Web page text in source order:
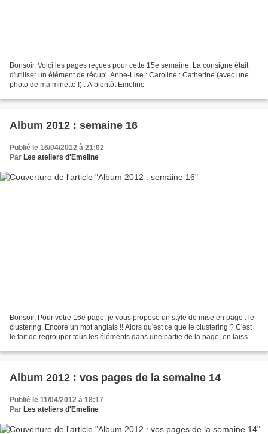
Bonsoir, Voici les pages reçues pour cette 15e semaine. La consigne était
d'utiliser un élément de récup'. Anne-Lise : Caroline : Catherine (avec une
photo de ma minette !) : A bientôt Emeline
Album 2012 : semaine 16
Publié le 16/04/2012 à 21:02
Par Les ateliers d'Emeline
Bonsoir, Pour votre 16e page, je vous propose un style de mise en page : le
clustering. Encore un mot anglais !! Alors qu'est ce que le clustering ? C'est
le fait de regrouper tous les éléments dans une partie de la page, en laissant
Album 2012 : vos pages de la semaine 14
Publié le 11/04/2012 à 18:17
Par Les ateliers d'Emeline